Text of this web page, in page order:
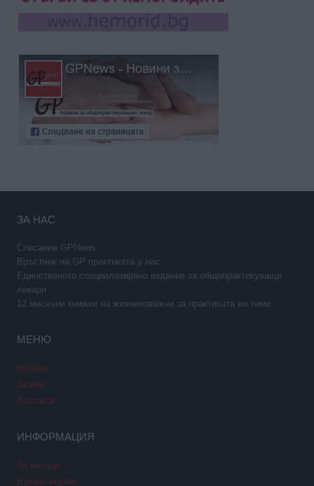
ЗА НАС
Списание GPNews
Връстник на GP практиката у нас
Единственото специализирано издание за общопрактикуващи
лекари
12 месечни книжки на жизненоважни за практиката ви теми
МЕНЮ
Начало
За нас
Контакти
ИНФОРМАЦИЯ
За автори
Етични норми